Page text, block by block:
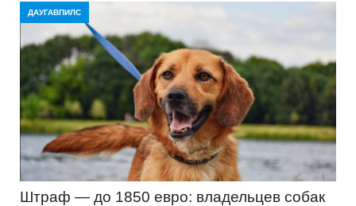
ДАУГАВПИЛС
Штраф — до 1850 евро: владельцев собак